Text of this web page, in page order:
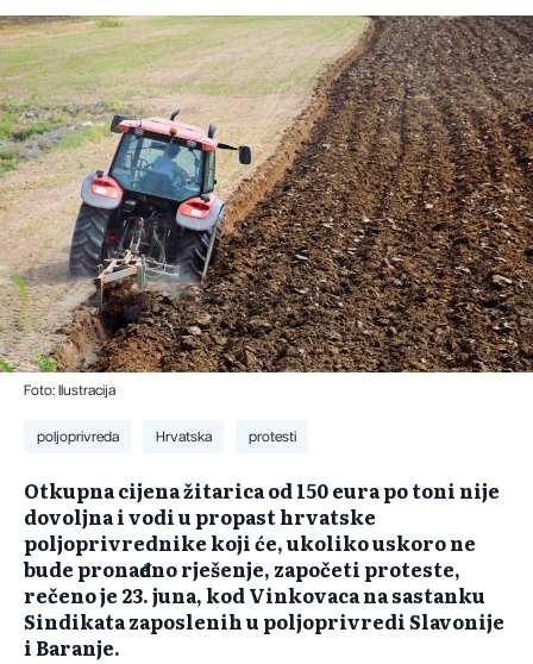
Foto: Ilustracija
poljoprivreda Hrvatska protesti
Otkupna cijena žitarica od 150 eura po toni nije
dovoljna i vodi u propast hrvatske
poljoprivrednike koji će, ukoliko uskoro ne
bude pronađeno rješenje, započeti proteste,
rečeno je 23. juna, kod Vinkovaca na sastanku
Sindikata zaposlenih u poljoprivredi Slavonije
i Baranje.